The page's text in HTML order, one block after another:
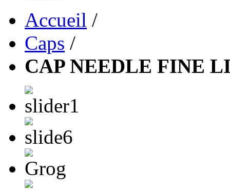
Accueil /
Caps /
CAP NEEDLE FINE